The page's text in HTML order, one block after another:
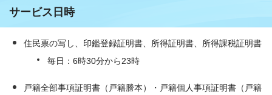
サービス日時
住民票の写し、印鑑登録証明書、所得証明書、所得課税証明書
毎日：6時30分から23時
戸籍全部事項証明書（戸籍謄本）・戸籍個人事項証明書（戸籍